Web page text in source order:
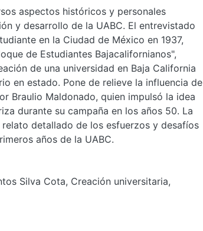
aspectos históricos y personales
y desarrollo de la UABC. El entrevistado
en la Ciudad de México en 1937,
de Estudiantes Bajacalifornianos",
de una universidad en Baja California
en estado. Pone de relieve la influencia de
Braulio Maldonado, quien impulsó la idea
durante su campaña en los años 50. La
detallado de los esfuerzos y desafíos
años de la UABC.
Silva Cota, Creación universitaria,